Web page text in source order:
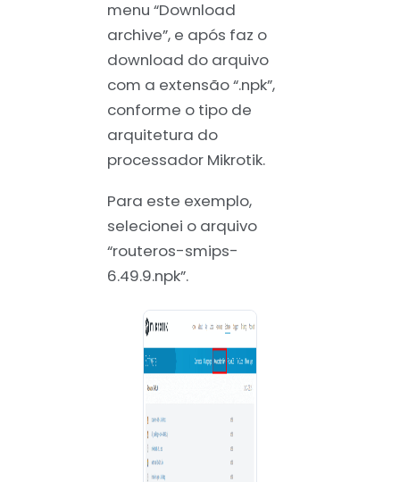
menu “Download
archive”, e após faz o
download do arquivo
com a extensão “.npk”,
conforme o tipo de
arquitetura do
processador Mikrotik.
Para este exemplo,
selecionei o arquivo
“routeros-smips-
6.49.9.npk”.